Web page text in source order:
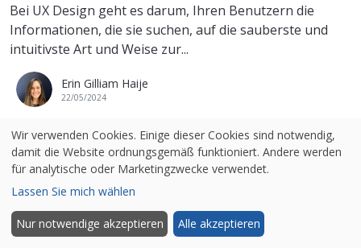
Bei UX Design geht es darum, Ihren Benutzern die
Informationen, die sie suchen, auf die sauberste und
intuitivste Art und Weise zur...
Erin Gilliam Haije
22/05/2024
MEISTGELESEN
Top 21 der besten Online-Umfragesoftware und
Fragebogen
Wir verwenden Cookies. Einige dieser Cookies sind notwendig,
damit die Website ordnungsgemäß funktioniert. Andere werden
für analytische oder Marketingzwecke verwendet.
Lassen Sie mich wählen
Nur notwendige akzeptieren Alle akzeptieren